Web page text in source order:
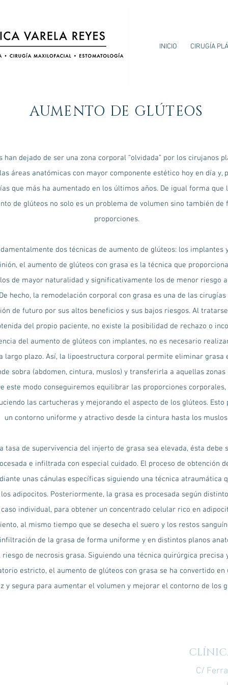
INICIO CIRUGÍA
AUMENTO DE GLÚTEOS
han dejado de ser una zona corporal “olvidada” por los cirujanos
áreas anatómicas con mayor componente estético hoy en día y,
que más ha aumentado en los últimos años. De igual forma que
de glúteos no solo es un problema de volumen sino también de
proporciones.
dos técnicas de aumento de glúteos: los implantes
el aumento de glúteos con grasa es la técnica que
de mayor naturalidad y significativamente los de menor riesgo
hecho, la remodelación corporal con grasa es una de las cirugías
de futuro por sus altos beneficios y sus bajos riesgos. Al
del propio paciente, no existe la posibilidad de rechazo o
del aumento de glúteos con implantes, no es necesario
largo plazo. Así, la lipoestructura corporal permite eliminar grasa
sobra (abdomen, cintura, muslos) y transferirla a aquellas
este modo conseguiremos equilibrar las proporciones
las cartucheras y mejorando el aspecto de los glúteos.
un contorno uniforme y atractivo desde la cintura hasta los
tasa de supervivencia del injerto de grasa sea elevada, ésta debe
e infiltrada con especial cuidado. El proceso de obtención
unas cánulas específicas siguiendo una técnica atraumática
adipocitos. Posteriormente, la grasa es procesada según
individual, para obtener un concentrado celular rico en
al mismo tiempo que se desecha el suero y los restos
de la grasa de forma uniforme y en distintos planos
de necrosis grasa. Siguiendo una técnica quirúrgica precisa
estricto, el aumento de glúteos con grasa se ha convertido en
y segura para aumentar el volumen y mejorar el contorno de los
C/